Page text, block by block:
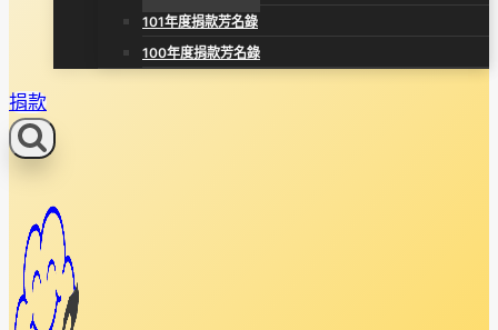
101年度捐款芳名錄
100年度捐款芳名錄
捐款